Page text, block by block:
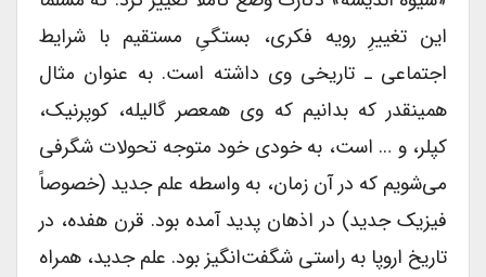
این تغییرِ رویه فکری، بستگیِ مستقیم با شرایط
اجتماعی ـ تاریخی وی داشته است. به عنوان مثال
همینقدر که بدانیم که وی همعصر گالیله، کوپرنیک،
کپلر، و … است، به خودی خود متوجه تحولات شگرفی
می‌شویم که در آن زمان، به واسطه علم جدید (خصوصاً
فیزیک جدید) در اذهان پدید آمده بود. قرن هفده، در
تاریخ اروپا به راستی شگفت‌انگیز بود. علم جدید، همراه